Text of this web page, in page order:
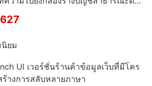
ลับอัตโนมัติและฟังก์ชั่นอื่น ๆ)
ยม
UI เวอร์ชั่นร้านค้าข้อมูลเว็บที่มีโคร
ร้างการสลับหลายภาษา